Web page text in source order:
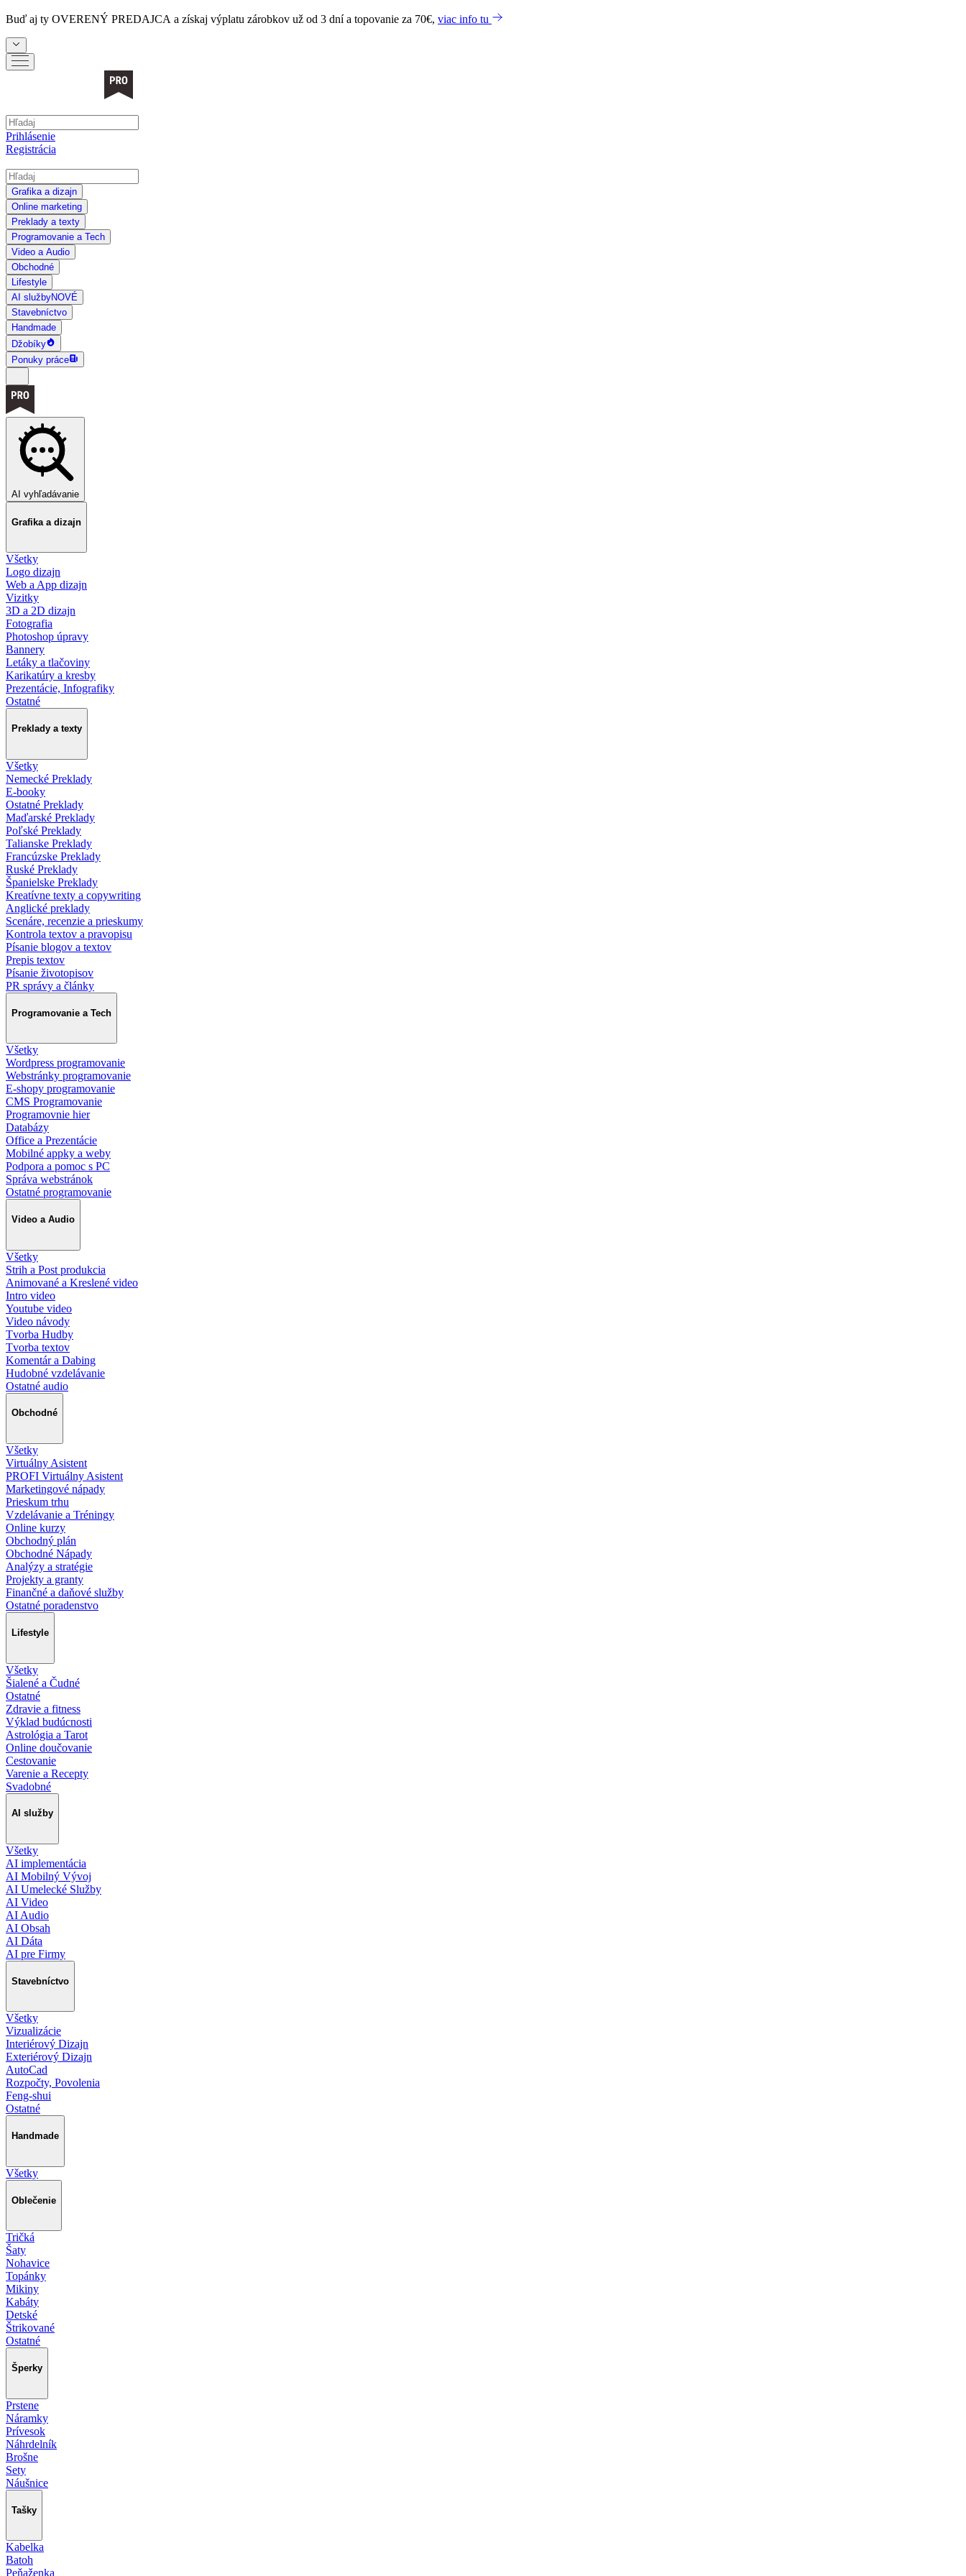
Buď aj ty OVERENÝ PREDAJCA a získaj výplatu zárobkov už od 3 dní a topovanie za 70€, viac info tu
Prihlásenie
Registrácia
Grafika a dizajn
Online marketing
Preklady a texty
Programovanie a Tech
Video a Audio
Obchodné
Lifestyle
AI službyNOVÉ
Stavebníctvo
Handmade
Džobíky
Ponuky práce
AI vyhľadávanie
Grafika a dizajn
Všetky
Logo dizajn
Web a App dizajn
Vizitky
3D a 2D dizajn
Fotografia
Photoshop úpravy
Bannery
Letáky a tlačoviny
Karikatúry a kresby
Prezentácie, Infografiky
Ostatné
Preklady a texty
Všetky
Nemecké Preklady
E-booky
Ostatné Preklady
Maďarské Preklady
Poľské Preklady
Talianske Preklady
Francúzske Preklady
Ruské Preklady
Španielske Preklady
Kreatívne texty a copywriting
Anglické preklady
Scenáre, recenzie a prieskumy
Kontrola textov a pravopisu
Písanie blogov a textov
Prepis textov
Písanie životopisov
PR správy a články
Programovanie a Tech
Všetky
Wordpress programovanie
Webstránky programovanie
E-shopy programovanie
CMS Programovanie
Programovnie hier
Databázy
Office a Prezentácie
Mobilné appky a weby
Podpora a pomoc s PC
Správa webstránok
Ostatné programovanie
Video a Audio
Všetky
Strih a Post produkcia
Animované a Kreslené video
Intro video
Youtube video
Video návody
Tvorba Hudby
Tvorba textov
Komentár a Dabing
Hudobné vzdelávanie
Ostatné audio
Obchodné
Všetky
Virtuálny Asistent
PROFI Virtuálny Asistent
Marketingové nápady
Prieskum trhu
Vzdelávanie a Tréningy
Online kurzy
Obchodný plán
Obchodné Nápady
Analýzy a stratégie
Projekty a granty
Finančné a daňové služby
Ostatné poradenstvo
Lifestyle
Všetky
Šialené a Čudné
Ostatné
Zdravie a fitness
Výklad budúcnosti
Astrológia a Tarot
Online doučovanie
Cestovanie
Varenie a Recepty
Svadobné
AI služby
Všetky
AI implementácia
AI Mobilný Vývoj
AI Umelecké Služby
AI Video
AI Audio
AI Obsah
AI Dáta
AI pre Firmy
Stavebníctvo
Všetky
Vizualizácie
Interiérový Dizajn
Exteriérový Dizajn
AutoCad
Rozpočty, Povolenia
Feng-shui
Ostatné
Handmade
Všetky
Oblečenie
Tričká
Šaty
Nohavice
Topánky
Mikiny
Kabáty
Detské
Štrikované
Ostatné
Šperky
Prstene
Náramky
Prívesok
Náhrdelník
Brošne
Sety
Náušnice
Tašky
Kabelka
Batoh
Peňaženka